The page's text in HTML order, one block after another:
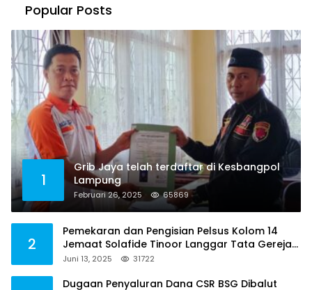
Popular Posts
1
Grib Jaya telah terdaftar di Kesbangpol
Lampung
Februari 26, 2025 65869
2
Pemekaran dan Pengisian Pelsus Kolom 14
Jemaat Solafide Tinoor Langgar Tata Gereja
2021, Toreh : Ini Perbuatan Melawan Hukum
Juni 13, 2025 31722
Dugaan Penyaluran Dana CSR BSG Dibalut